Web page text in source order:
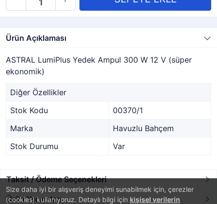
Size daha iyi bir alışveriş deneyimi sunabilmek için, çerezler
(cookies) kullanıyoruz. Detaylı bilgi için kişisel verilerin
Ürün Açıklaması
ASTRAL LumiPlus Yedek Ampul 300 W 12 V (süper
ekonomik)
Diğer Özellikler
Stok Kodu
00370/1
Marka
Havuzlu Bahçem
Stok Durumu
Var
Taksit / Ödeme Seçenekleri
Ürün Yorumları